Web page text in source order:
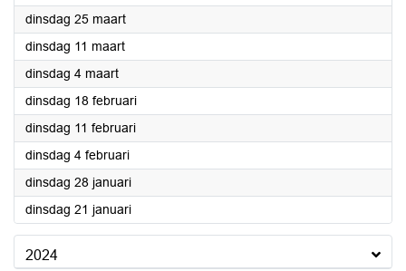
dinsdag 25 maart2025
dinsdag 11 maart2025
dinsdag 4 maart2025
dinsdag 18 februari2025
dinsdag 11 februari2025
dinsdag 4 februari2025
dinsdag 28 januari2025
dinsdag 21 januari2025
2024